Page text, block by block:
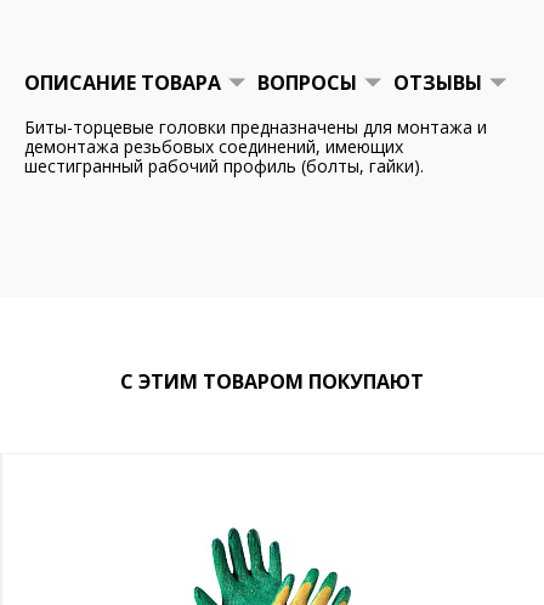
ОПИСАНИЕ ТОВАРА ВОПРОСЫ ОТЗЫВЫ
Биты-торцевые головки предназначены для монтажа и
демонтажа резьбовых соединений, имеющих
шестигранный рабочий профиль (болты, гайки).
С ЭТИМ ТОВАРОМ ПОКУПАЮТ